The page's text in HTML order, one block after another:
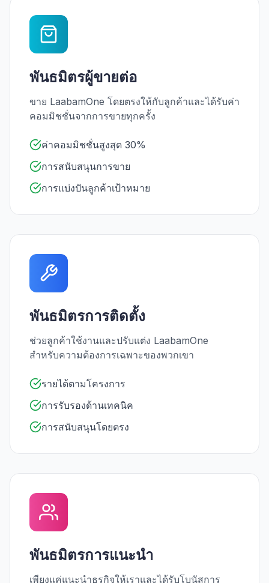
พันธมิตรผู้ขายต่อ
ขาย LaabamOne โดยตรงให้กับลูกค้าและได้รับค่า
คอมมิชชั่นจากการขายทุกครั้ง
ค่าคอมมิชชั่นสูงสุด 30%
การสนับสนุนการขาย
การแบ่งปันลูกค้าเป้าหมาย
พันธมิตรการติดตั้ง
ช่วยลูกค้าใช้งานและปรับแต่ง LaabamOne
สำหรับความต้องการเฉพาะของพวกเขา
รายได้ตามโครงการ
การรับรองด้านเทคนิค
การสนับสนุนโดยตรง
พันธมิตรการแนะนำ
เพียงแค่แนะนำธุรกิจให้เราและได้รับโบนัสการ